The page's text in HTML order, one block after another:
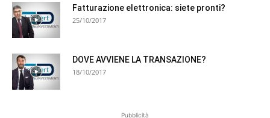
Fatturazione elettronica: siete pronti?
25/10/2017
DOVE AVVIENE LA TRANSAZIONE?
18/10/2017
Pubblicità